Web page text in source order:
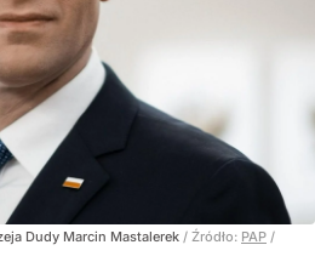
Dudy Marcin Mastalerek / Źródło: PAP /